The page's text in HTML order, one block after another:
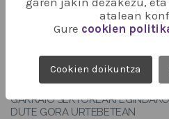
BESTE BERRI
03-05-2024
GARRAIO SEKTOREARI
DUTE GORA URTEBETEAN
garen jakin dezakezu,
atalean
Gure cookien
Cookien doikuntza